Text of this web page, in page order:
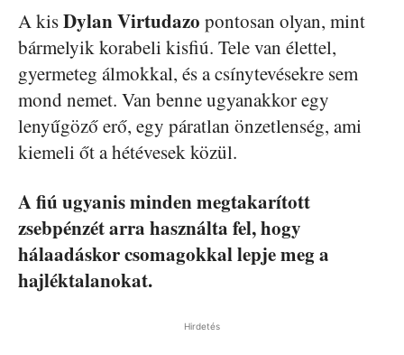
A kisDylan Virtudazo pontosan olyan, mint
bármelyik korabeli kisfiú. Tele van élettel,
gyermeteg álmokkal, és a csínytevésekre sem
mond nemet. Van benne ugyanakkor egy
lenyűgöző erő, egy páratlan önzetlenség, ami
kiemeli őt a hétévesek közül.
A fiú ugyanis minden megtakarított
zsebpénzét arra használta fel, hogy
hálaadáskor csomagokkal lepje meg a
hajléktalanokat.
Hirdetés